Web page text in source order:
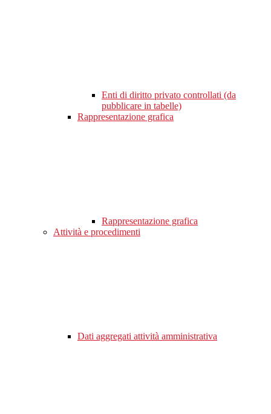
Enti di diritto privato controllati (da
pubblicare in tabelle)
Rappresentazione grafica
Rappresentazione grafica
Attività e procedimenti
Dati aggregati attività amministrativa